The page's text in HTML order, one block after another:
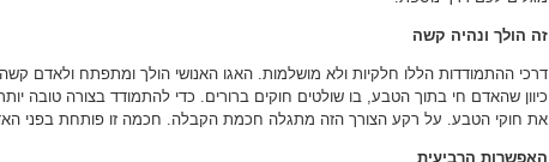
זה הולך ונהיה קשה
דרכי ההתמודדות הללו חלקיות ולא מושלמות. האגו האנושי הולך ומתפתח ולאדם
כיוון שהאדם חי בתוך הטבע, בו שולטים חוקים ברורים. כדי להתמודד בצורה טובה
את חוקי הטבע. על רקע הצורך הזה מתגלה חכמת הקבלה. חכמה זו פותחת בפני
האפשרות הרביעית